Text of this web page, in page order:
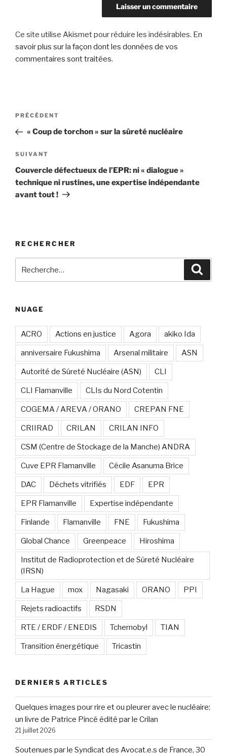
Ce site utilise Akismet pour réduire les indésirables. En
savoir plus sur la façon dont les données de vos
commentaires sont traitées.
Navigation
l’article
Article
précédent
PRÉCÉDENT
« Coup de torchon » sur la sûreté nucléaire
Article
suivant
SUIVANT
Couvercle défectueux de l’EPR: ni « dialogue »
technique ni rustines, une expertise indépendante
avant tout !
RECHERCHER
pour
NUAGE
ACRO Actions en justice Agora akiko Ida
anniversaire Fukushima Arsenal militaire ASN
Autorité de Sûreté Nucléaire (ASN) CLI
CLI Flamanville CLIs du Nord Cotentin
COGEMA / AREVA / ORANO CREPAN FNE
CRIIRAD CRILAN CRILAN INFO
CSM (Centre de Stockage de la Manche) ANDRA
Cuve EPR Flamanville Cécile Asanuma Brice
DAC Déchets vitrifiés EDF EPR
EPR Flamanville Expertise indépendante
Finlande Flamanville FNE Fukushima
Global Chance Greenpeace Hiroshima
Institut de Radioprotection et de Sûreté Nucléaire
(IRSN)
La Hague mox Nagasaki ORANO PPI
Rejets radioactifs RSDN
RTE / ERDF / ENEDIS Tchernobyl TIAN
Transition énergétique Tricastin
DERNIERS ARTICLES
Quelques images pour rire et ou pleurer avec le nucléaire:
un livre de Patrice Pincé édité par le Crilan
21 juillet 2026
Soutenues par le Syndicat des Avocat.e.s de France, 30